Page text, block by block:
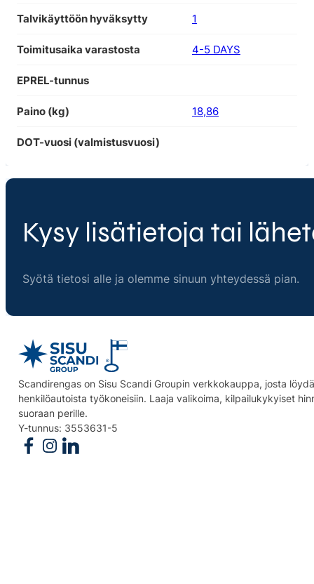
Talvikäyttöön hyväksytty 1
Toimitusaika varastosta 4-5 DAYS
EPREL-tunnus
Paino (kg) 18,86
DOT-vuosi (valmistusvuosi)
Kysy lisätietoja tai
Syötä tietosi alle ja olemme sinuun yhteydessä pian.
Scandirengas on Sisu Scandi Groupin verkkokauppa, josta
henkilöautoista työkoneisiin. Laaja valikoima, kilpailukykyiset
suoraan perille.
Y-tunnus: 3553631-5
Follow us on Facebook
Follow us on Instagram
Follow us on Linkedin